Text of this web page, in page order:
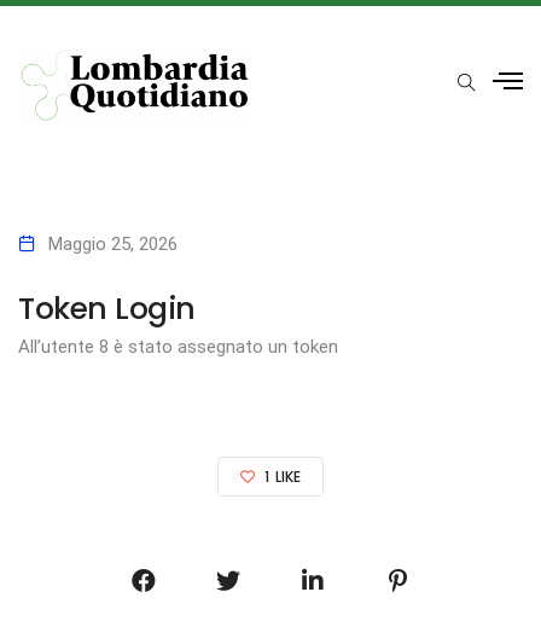
Maggio 25, 2026
Token Login
All’utente 8 è stato assegnato un token
1 LIKE